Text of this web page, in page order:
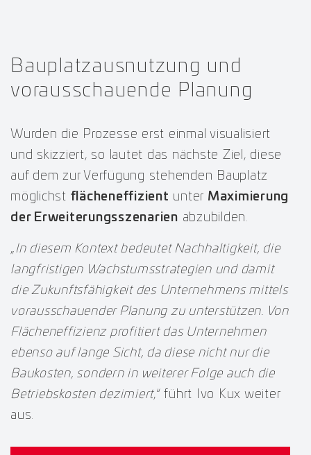
Bauplatzausnutzung und
vorausschauende Planung
Wurden die Prozesse erst einmal visualisiert
und skizziert, so lautet das nächste Ziel, diese
auf dem zur Verfügung stehenden Bauplatz
möglichst flächeneffizient unter Maximierung
der Erweiterungsszenarien abzubilden.
„In diesem Kontext bedeutet Nachhaltigkeit, die
langfristigen Wachstumsstrategien und damit
die Zukunftsfähigkeit des Unternehmens mittels
vorausschauender Planung zu unterstützen. Von
Flächeneffizienz profitiert das Unternehmen
ebenso auf lange Sicht, da diese nicht nur die
Baukosten, sondern in weiterer Folge auch die
Betriebskosten dezimiert,“ führt Ivo Kux weiter
aus.